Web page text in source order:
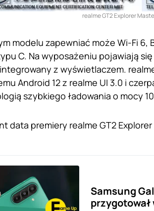
realme GT2 Explorer
modelu zapewniać może Wi-Fi 6,
C. Na wyposażeniu pojawiają
z wyświetlaczem.
Android 12 z realme UI 3.0 i
szybkiego ładowania o mocy
data premiery realme GT2
Samsung